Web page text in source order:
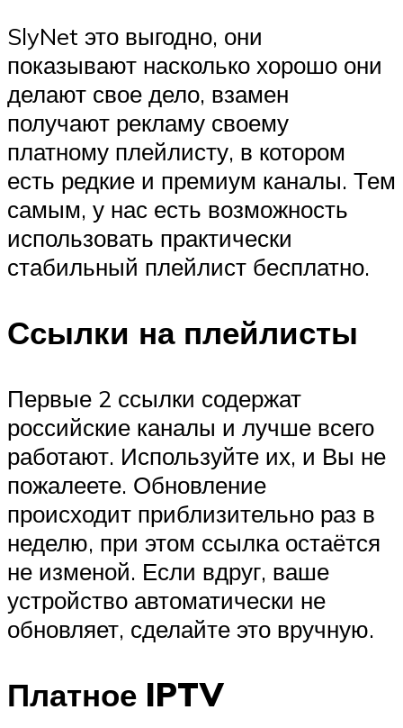
SlyNet это выгодно, они
показывают насколько хорошо они
делают свое дело, взамен
получают рекламу своему
платному плейлисту, в котором
есть редкие и премиум каналы. Тем
самым, у нас есть возможность
использовать практически
стабильный плейлист бесплатно.
Ссылки на плейлисты
Первые 2 ссылки содержат
российские каналы и лучше всего
работают. Используйте их, и Вы не
пожалеете. Обновление
происходит приблизительно раз в
неделю, при этом ссылка остаётся
не изменой. Если вдруг, ваше
устройство автоматически не
обновляет, сделайте это вручную.
Платное IPTV